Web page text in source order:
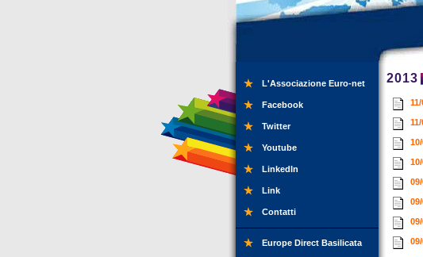
L'Associazione Euro-net
Facebook
Twitter
Youtube
LinkedIn
Link
Contatti
Europe Direct Basilicata
2013